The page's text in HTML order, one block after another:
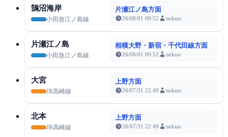
鵠沼海岸
小田急江ノ島線
片瀬江ノ島方面
26/08/01 09:52 tsrknic
片瀬江ノ島
小田急江ノ島線
相模大野・新宿・千代田線方面
26/08/01 09:52 tsrknic
大宮
JR高崎線
上野方面
26/07/31 22:49 tsrknic
北本
JR高崎線
上野方面
26/07/31 22:49 tsrknic